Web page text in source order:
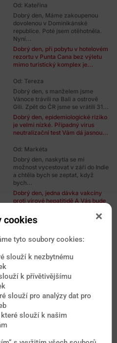
Od: Kateřina
Dobrý den, Máme zakoupenou
dovolenou v Dominikánské
republice. Poté jsem otěhotněla.
Nyní...
Dobrý den, při pobytu v hotelovém
rezortu v Punta Cana bez výletu
mimo turistický komplex je...
Od: Tereza
Dobrý den, s manželem jsme
Vánoce trávili na Bali a ostrově
Gili. Zpět do ČR jsme se vrátili 31...
Dobrý den, epidemiologické riziko
je velmi nízké. Případný virus
neutralizační test Vám dá jasnou...
Od: Markéta
Dobrý den, naskytla se mi
možnost vycestovat v září do Indie
a chtěla bych se zeptat, když
bych...
Dobrý den, jedna dávka vakcíny
proti virové hepatitidě A Vás bude
Od: Marianna
Dobrý den, chtěla bych se zeptat,
jsem v 6. týdnu těhotenství a
severního...
momentálně v severním Vietnamu
náhodou...
Dobrý den, chystáme se v květnu
cookies
tyto soubory cookies:
slouží k nezbytnému
k přívětivějšímu
slouží pro analýzy dat pro
slouží k našim